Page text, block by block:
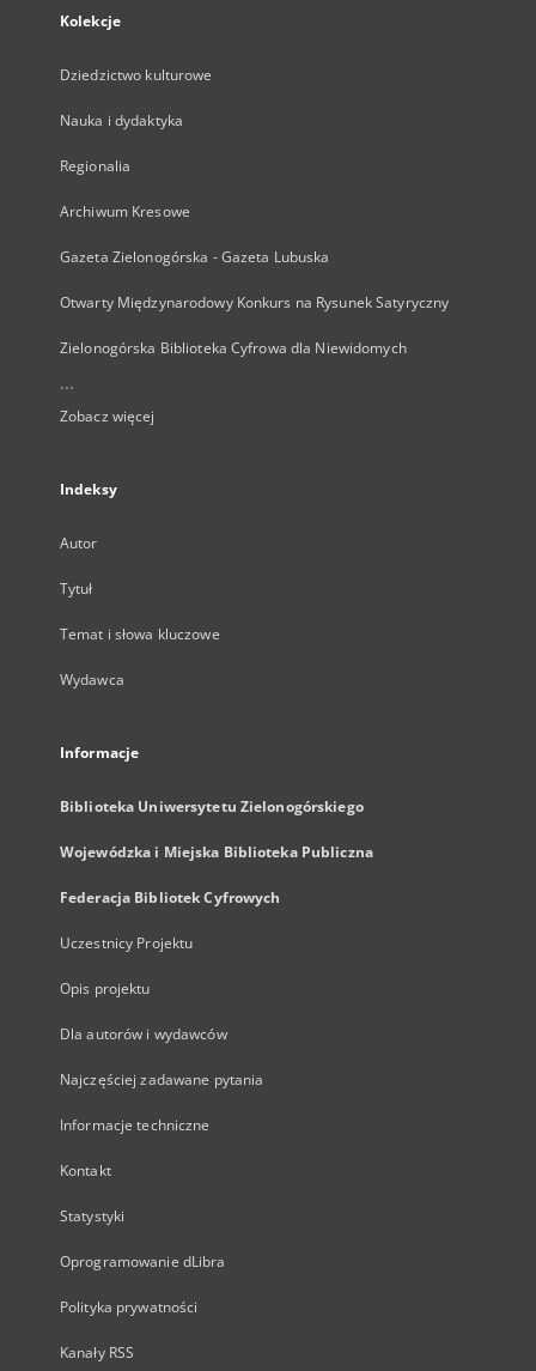
Kolekcje
Dziedzictwo kulturowe
Nauka i dydaktyka
Regionalia
Archiwum Kresowe
Gazeta Zielonogórska - Gazeta Lubuska
Otwarty Międzynarodowy Konkurs na Rysunek Satyryczny
Zielonogórska Biblioteka Cyfrowa dla Niewidomych
...
Zobacz więcej
Indeksy
Autor
Tytuł
Temat i słowa kluczowe
Wydawca
Informacje
Biblioteka Uniwersytetu Zielonogórskiego
Wojewódzka i Miejska Biblioteka Publiczna
Federacja Bibliotek Cyfrowych
Uczestnicy Projektu
Opis projektu
Dla autorów i wydawców
Najczęściej zadawane pytania
Informacje techniczne
Kontakt
Statystyki
Oprogramowanie dLibra
Polityka prywatności
Kanały RSS